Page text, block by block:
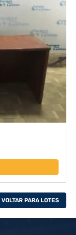
VOLTAR PARA LOTES